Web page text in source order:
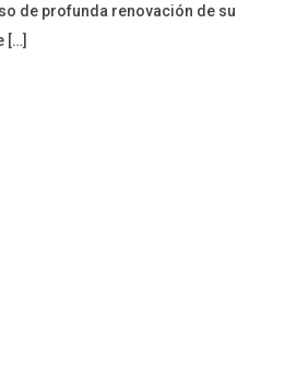
de profunda renovación de su
[…]